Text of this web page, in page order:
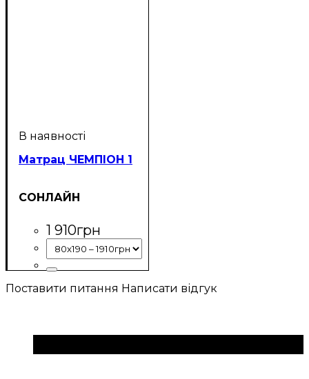
Матрац ЧЕМПІОН 1
СОНЛАЙН
1 910грн
Поставити питання Написати відгук